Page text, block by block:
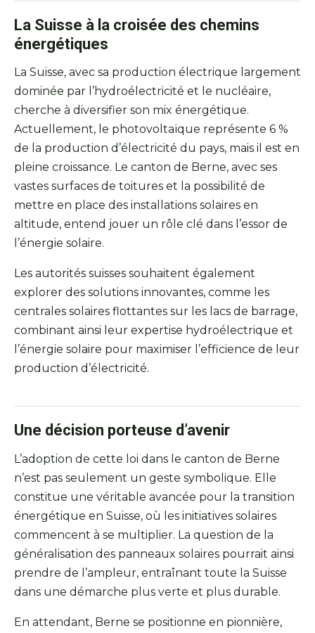
La Suisse à la croisée des chemins
énergétiques
La Suisse, avec sa production électrique largement
dominée par l’hydroélectricité et le nucléaire,
cherche à diversifier son mix énergétique.
Actuellement, le photovoltaïque représente 6 %
de la production d’électricité du pays, mais il est en
pleine croissance. Le canton de Berne, avec ses
vastes surfaces de toitures et la possibilité de
mettre en place des installations solaires en
altitude, entend jouer un rôle clé dans l’essor de
l’énergie solaire.
Les autorités suisses souhaitent également
explorer des solutions innovantes, comme les
centrales solaires flottantes sur les lacs de barrage,
combinant ainsi leur expertise hydroélectrique et
l’énergie solaire pour maximiser l’efficience de leur
production d’électricité.
Une décision porteuse d’avenir
L’adoption de cette loi dans le canton de Berne
n’est pas seulement un geste symbolique. Elle
constitue une véritable avancée pour la transition
énergétique en Suisse, où les initiatives solaires
commencent à se multiplier. La question de la
généralisation des panneaux solaires pourrait ainsi
prendre de l’ampleur, entraînant toute la Suisse
dans une démarche plus verte et plus durable.
En attendant, Berne se positionne en pionnière,